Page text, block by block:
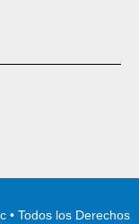
• Todos los Derechos